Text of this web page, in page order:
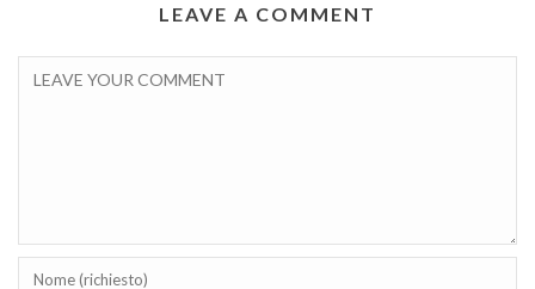
LEAVE A COMMENT